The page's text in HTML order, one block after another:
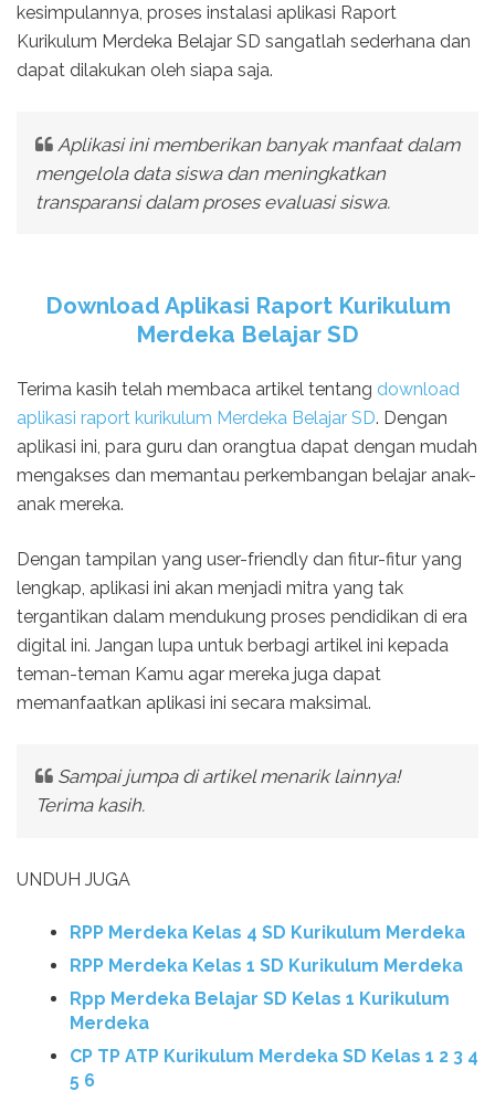
kesimpulannya, proses instalasi aplikasi Raport
Kurikulum Merdeka Belajar SD sangatlah sederhana dan
dapat dilakukan oleh siapa saja.
Aplikasi ini memberikan banyak manfaat dalam
mengelola data siswa dan meningkatkan
transparansi dalam proses evaluasi siswa.
Download Aplikasi Raport Kurikulum
Merdeka Belajar SD
Terima kasih telah membaca artikel tentang download
aplikasi raport kurikulum Merdeka Belajar SD. Dengan
aplikasi ini, para guru dan orangtua dapat dengan mudah
mengakses dan memantau perkembangan belajar anak-
anak mereka.
Dengan tampilan yang user-friendly dan fitur-fitur yang
lengkap, aplikasi ini akan menjadi mitra yang tak
tergantikan dalam mendukung proses pendidikan di era
digital ini. Jangan lupa untuk berbagi artikel ini kepada
teman-teman Kamu agar mereka juga dapat
memanfaatkan aplikasi ini secara maksimal.
Sampai jumpa di artikel menarik lainnya!
Terima kasih.
UNDUH JUGA
RPP Merdeka Kelas 4 SD Kurikulum Merdeka
RPP Merdeka Kelas 1 SD Kurikulum Merdeka
Rpp Merdeka Belajar SD Kelas 1 Kurikulum
Merdeka
CP TP ATP Kurikulum Merdeka SD Kelas 1 2 3 4
5 6